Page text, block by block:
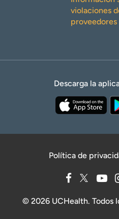
violaciones
proveedores
Descarga la
Política de
© 2026 UCHealth. Todos